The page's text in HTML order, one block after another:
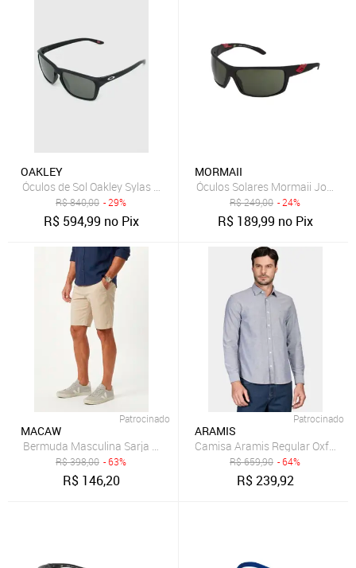
OAKLEY
Óculos de Sol Oakley Sylas Preto
R$840,00 - 29%
R$ 594,99 no Pix
MORMAII
Óculos Solares Mormaii Joaca
R$249,00 - 24%
R$ 189,99 no Pix
Patrocinado
MACAW
R$398,00 - 63%
R$ 146,20
Patrocinado
ARAMIS
Camisa Aramis Regular Oxford
R$659,90 - 64%
R$239,92